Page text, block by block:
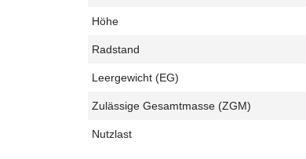
Höhe
Radstand
Leergewicht (EG)
Zulässige Gesamtmasse (zGM)
Nutzlast